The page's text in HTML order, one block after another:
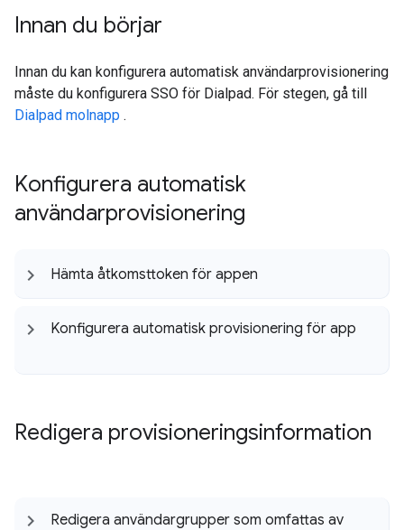
Innan du börjar
Innan du kan konfigurera automatisk användarprovisionering
måste du konfigurera SSO för Dialpad. För stegen, gå till
Dialpad molnapp .
Konfigurera automatisk
användarprovisionering
Hämta åtkomsttoken för appen
Konfigurera automatisk provisionering för app
Redigera provisioneringsinformation
Redigera användargrupper som omfattas av